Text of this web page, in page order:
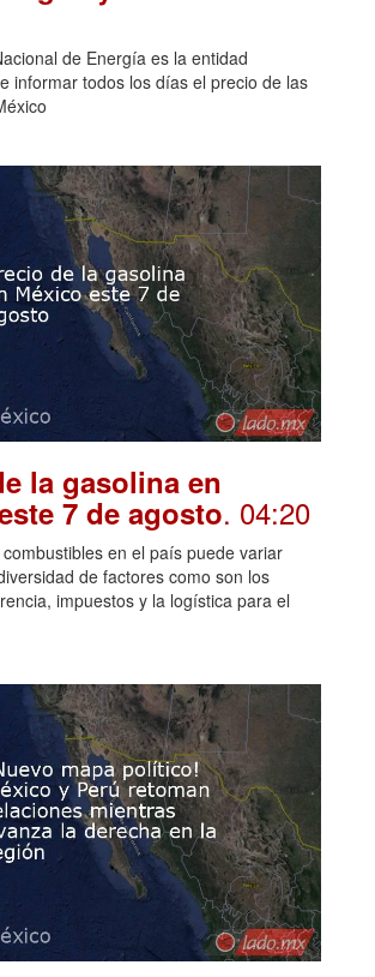
de Energía es la entidad
informar todos los días el precio de las
la gasolina en
7 de agosto. 04:20
en el país puede variar
de factores como son los
impuestos y la logística para el